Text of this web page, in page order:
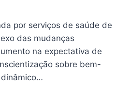
por serviços de saúde de
das mudanças
na expectativa de
sobre bem-
dinâmico…